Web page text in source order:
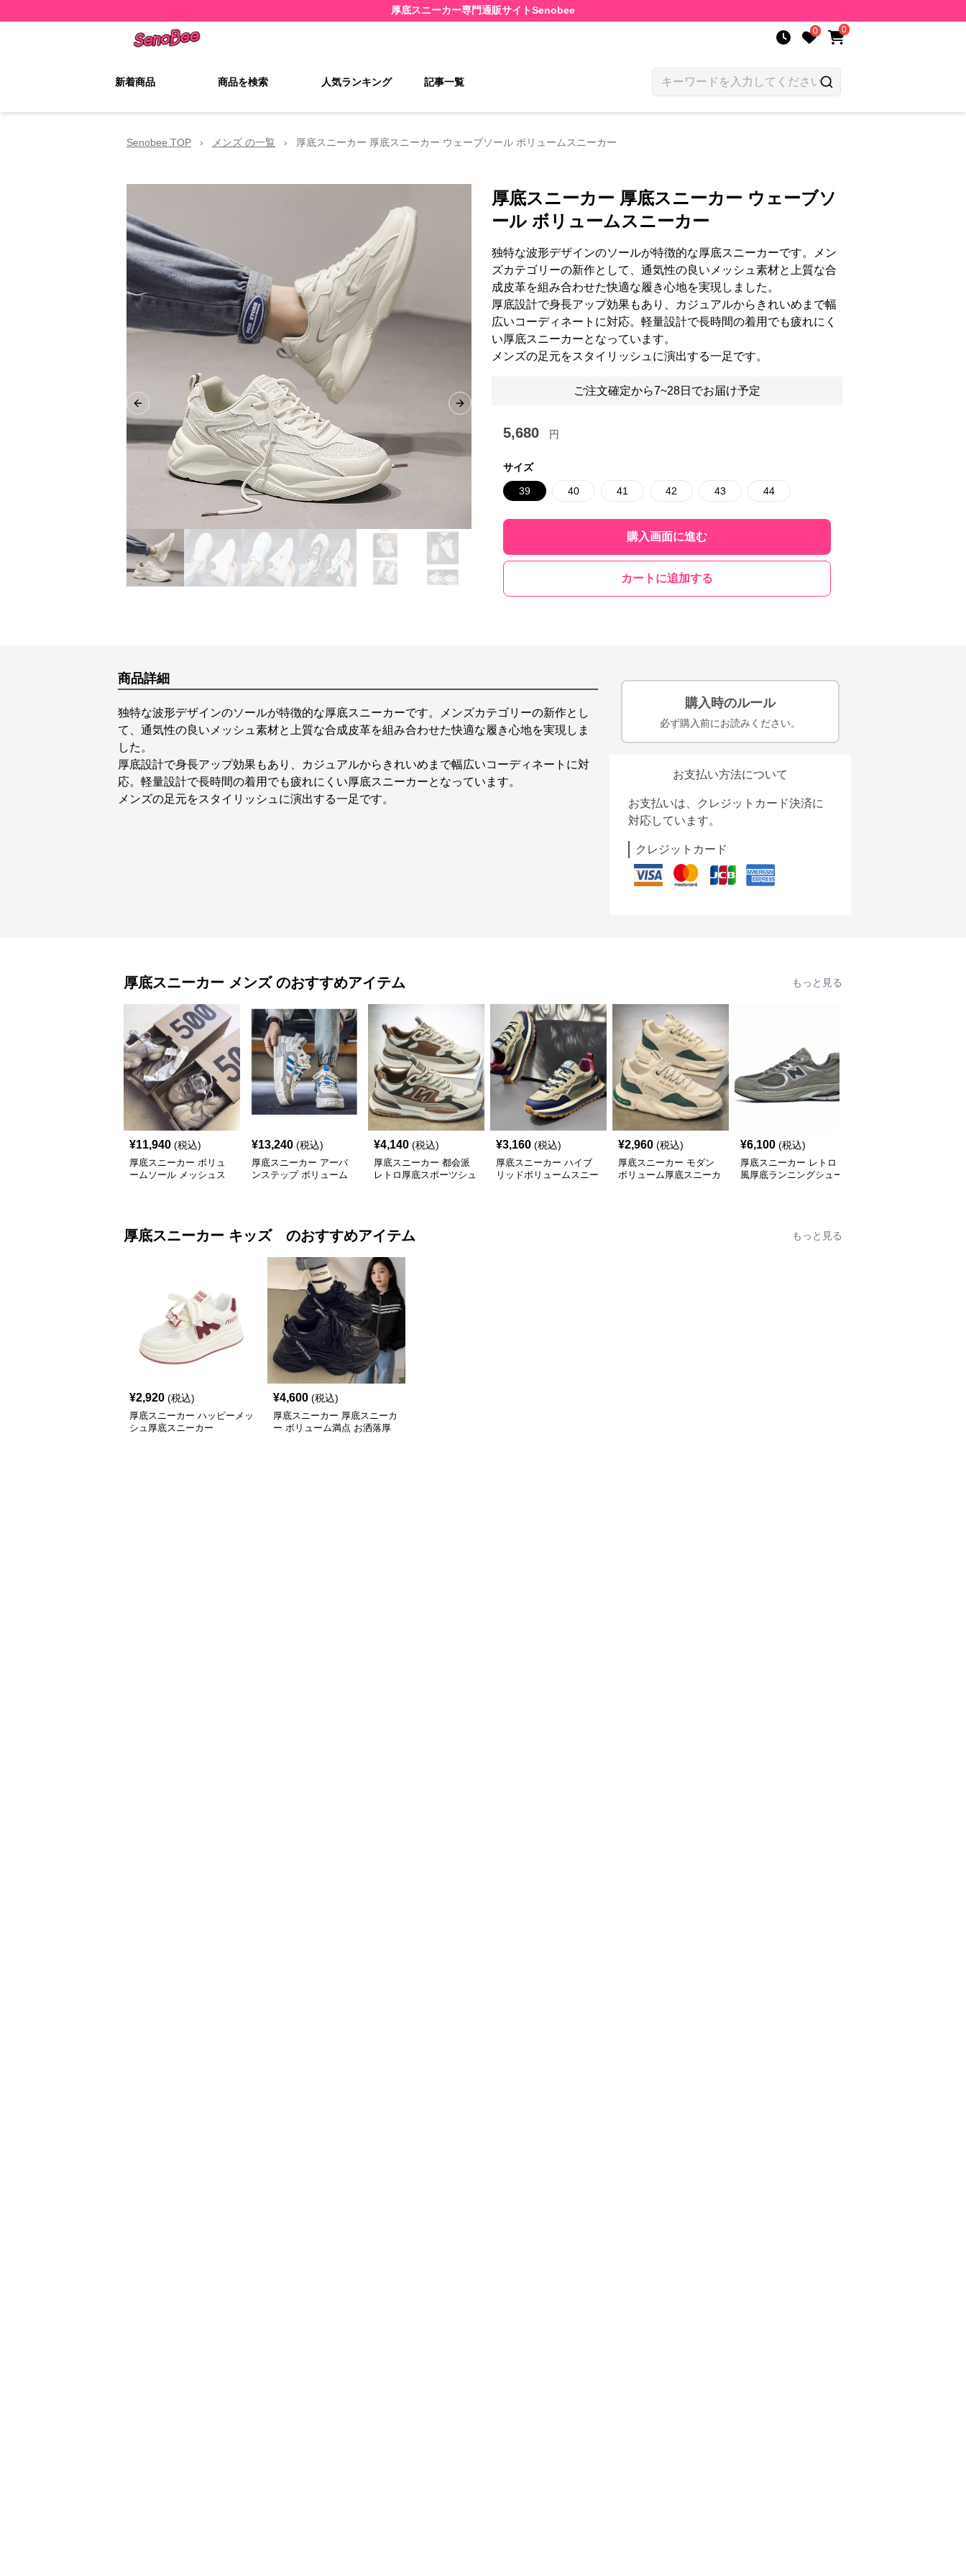
厚底スニーカー専門通販サイトSenobee
0 0
新着商品 商品を検索 人気ランキング 記事一覧
Senobee TOP › メンズ の一覧 › 厚底スニーカー 厚底スニーカー ウェーブソール ボリュームスニーカー
Previous slide Next slide
厚底スニーカー 厚底スニーカー ウェーブソ
ール ボリュームスニーカー
独特な波形デザインのソールが特徴的な厚底スニーカーです。メン
ズカテゴリーの新作として、通気性の良いメッシュ素材と上質な合
成皮革を組み合わせた快適な履き心地を実現しました。
厚底設計で身長アップ効果もあり、カジュアルからきれいめまで幅
広いコーディネートに対応。軽量設計で長時間の着用でも疲れにく
い厚底スニーカーとなっています。
メンズの足元をスタイリッシュに演出する一足です。
ご注文確定から7~28日でお届け予定
5,680 円
サイズ
39 40 41 42 43 44
購入画面に進む
カートに追加する
商品詳細
独特な波形デザインのソールが特徴的な厚底スニーカーです。メンズカテゴリーの新作とし
て、通気性の良いメッシュ素材と上質な合成皮革を組み合わせた快適な履き心地を実現しま
した。
厚底設計で身長アップ効果もあり、カジュアルからきれいめまで幅広いコーディネートに対
応。軽量設計で長時間の着用でも疲れにくい厚底スニーカーとなっています。
メンズの足元をスタイリッシュに演出する一足です。
購入時のルール
必ず購入前にお読みください。
お支払い方法について
お支払いは、クレジットカード決済に
対応しています。
クレジットカード
厚底スニーカー メンズ のおすすめアイテム もっと見る
¥11,940 (税込)
厚底スニーカー ボリュ
ームソール メッシュス
¥13,240 (税込)
厚底スニーカー アーバ
ンステップ ボリューム
¥4,140 (税込)
厚底スニーカー 都会派
レトロ厚底スポーツシュ
¥3,160 (税込)
厚底スニーカー ハイブ
リッドボリュームスニー
¥2,960 (税込)
厚底スニーカー モダン
ボリューム厚底スニーカ
¥6,100 (税込)
厚底スニーカー レトロ
風厚底ランニングシュー
厚底スニーカー キッズ のおすすめアイテム もっと見る
¥2,920 (税込)
厚底スニーカー ハッピーメッ
シュ厚底スニーカー
¥4,600 (税込)
厚底スニーカー 厚底スニーカ
ー ボリューム満点 お洒落厚